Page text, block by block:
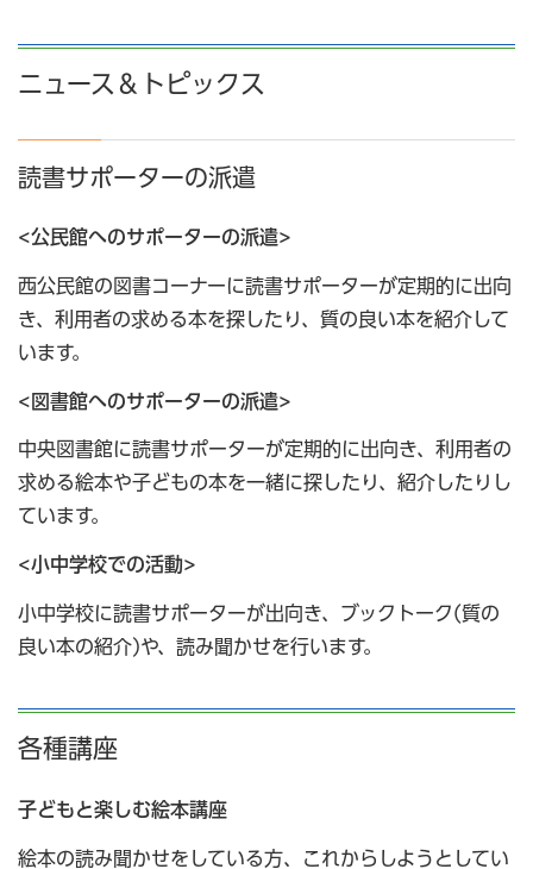
ニュース＆トピックス
読書サポーターの派遣
<公民館へのサポーターの派遣>
西公民館の図書コーナーに読書サポーターが定期的に出向
き、利用者の求める本を探したり、質の良い本を紹介して
います。
<図書館へのサポーターの派遣>
中央図書館に読書サポーターが定期的に出向き、利用者の
求める絵本や子どもの本を一緒に探したり、紹介したりし
ています。
<小中学校での活動>
小中学校に読書サポーターが出向き、ブックトーク(質の
良い本の紹介)や、読み聞かせを行います。
各種講座
子どもと楽しむ絵本講座
絵本の読み聞かせをしている方、これからしようとしてい